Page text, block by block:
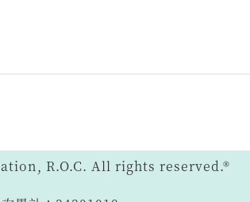
R.O.C. All rights reserved.®